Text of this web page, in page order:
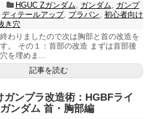
HGUC Zガンダム, ガンダム, ガンプ
ディテールアップ, プラバン, 初心者向け
き穴
わりましたので次は胸部と首の改造を
。 その１：首部の改造 まずは首部後
を埋めま...
記事を読む
ガンプラ改造術：HGBFライ
ガンダム 首・胸部編